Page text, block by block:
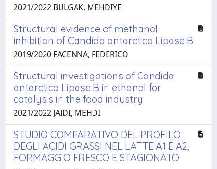
2021/2022 BULGAK, MEHDIYE
Structural evidence of methanol
inhibition of Candida antarctica Lipase B
2019/2020 FACENNA, FEDERICO
Structural investigations of Candida
antarctica Lipase B in ethanol for
catalysis in the food industry
2021/2022 JAIDI, MEHDI
STUDIO COMPARATIVO DEL PROFILO
DEGLI ACIDI GRASSI NEL LATTE A1 E A2,
FORMAGGIO FRESCO E STAGIONATO